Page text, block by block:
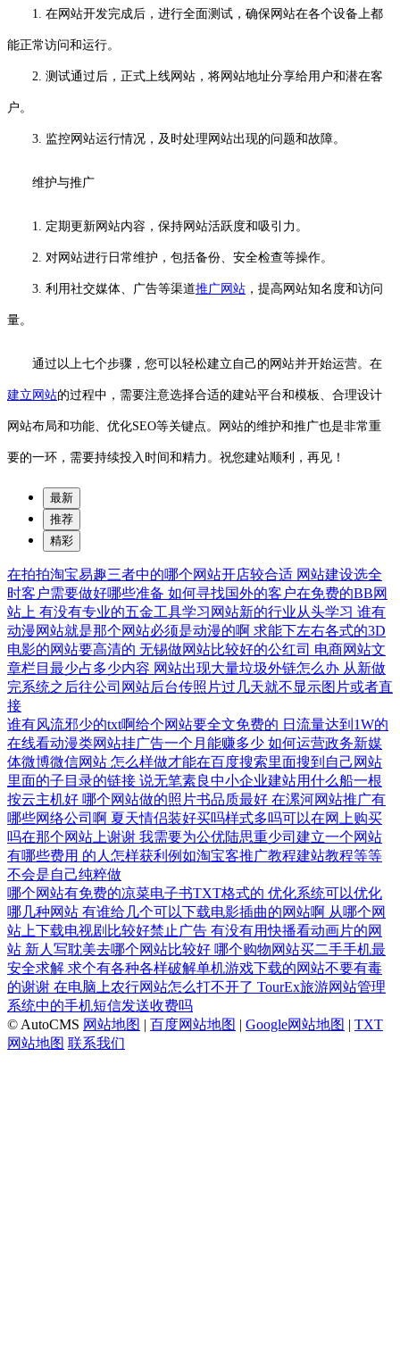
1. 在网站开发完成后，进行全面测试，确保网站在各个设备上都
能正常访问和运行。
2. 测试通过后，正式上线网站，将网站地址分享给用户和潜在客
户。
3. 监控网站运行情况，及时处理网站出现的问题和故障。
维护与推广
1. 定期更新网站内容，保持网站活跃度和吸引力。
2. 对网站进行日常维护，包括备份、安全检查等操作。
3. 利用社交媒体、广告等渠道推广网站 ，提高网站知名度和访问
量。
通过以上七个步骤，您可以轻松建立自己的网站并开始运营。在
建立网站的过程中，需要注意选择合适的建站平台和模板、合理设计
网站布局和功能、优化SEO等关键点。网站的维护和推广也是非常重
要的一环，需要持续投入时间和精力。祝您建站顺利，再见！
最新
推荐
精彩
在拍拍淘宝易趣三者中的哪个网站开店较合适 网站建设选全
时客户需要做好哪些准备 如何寻找国外的客户在免费的BB网
站上 有没有专业的五金工具学习网站新的行业从头学习 谁有
动漫网站就是那个网站必须是动漫的啊 求能下左右各式的3D
电影的网站要高清的 无锡做网站比较好的公红司 电商网站文
章栏目最少占多少内容 网站出现大量垃圾外链怎么办 从新做
完系统之后往公司网站后台传照片过几天就不显示图片或者直
接
谁有风流邪少的txt啊给个网站要全文免费的 日流量达到1W的
在线看动漫类网站挂广告一个月能赚多少 如何运营政务新媒
体微博微信网站 怎么样做才能在百度搜索里面搜到自己网站
里面的子目录的链接 说无笔素良中小企业建站用什么船一根
按云主机好 哪个网站做的照片书品质最好 在漯河网站推广有
哪些网络公司啊 夏天情侣装好买吗样式多吗可以在网上购买
吗在那个网站上谢谢 我需要为公优陆思重少司建立一个网站
有哪些费用 的人怎样获利例如淘宝客推广教程建站教程等等
不会是自己纯粹做
哪个网站有免费的凉菜电子书TXT格式的 优化系统可以优化
哪几种网站 有谁给几个可以下载电影插曲的网站啊 从哪个网
站上下载电视剧比较好禁止广告 有没有用快播看动画片的网
站 新人写耽美去哪个网站比较好 哪个购物网站买二手手机最
安全求解 求个有各种各样破解单机游戏下载的网站不要有毒
的谢谢 在电脑上农行网站怎么打不开了 TourEx旅游网站管理
系统中的手机短信发送收费吗
© AutoCMS 网站地图 | 百度网站地图 | Google网站地图 | TXT
网站地图 联系我们